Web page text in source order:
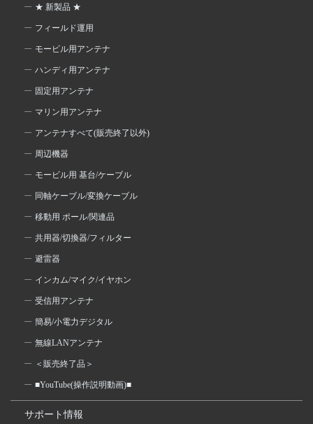
★ 新製品 ★
フィールド運用
モービル用アンテナ
ハンディ用アンテナ
固定用アンテナ
マリン用アンテナ
アンテナすべて(販売終了以外)
周辺機器
モービル用 基台/ケーブル
同軸ケーブル/変換ケーブル
移動用 ポール/関連品
共用器/切換器/フィルター
避雷器
インカム/マイク/イヤホン
受信用アンテナ
簡易/小電力デジタル
無線LANアンテナ
＜販売終了品＞
■YouTube(操作説明動画)■
サポート情報